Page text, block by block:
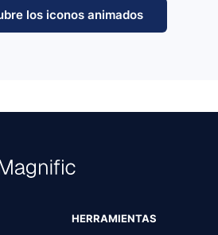
los iconos animados
HERRAMIENTAS